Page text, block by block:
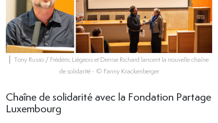
Tony Russo / Frédéric Liégeois et Denise Richard lancent la nouvelle chaîne
de solidarité - © Fanny Krackenberger
Chaîne de solidarité avec la Fondation Partage
Luxembourg